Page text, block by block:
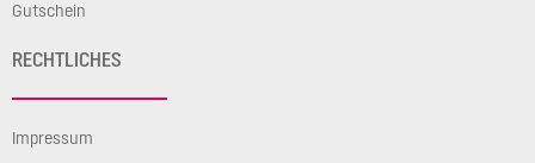
Gutschein
RECHTLICHES
Impressum